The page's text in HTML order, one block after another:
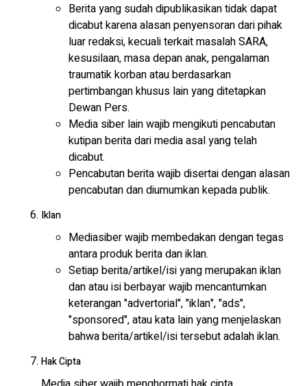
Berita yang sudah dipublikasikan tidak dapat
dicabut karena alasan penyensoran dari pihak
luar redaksi, kecuali terkait masalah SARA,
kesusilaan, masa depan anak, pengalaman
traumatik korban atau berdasarkan
pertimbangan khusus lain yang ditetapkan
Dewan Pers.
Media siber lain wajib mengikuti pencabutan
kutipan berita dari media asal yang telah
dicabut.
Pencabutan berita wajib disertai dengan alasan
pencabutan dan diumumkan kepada publik.
Iklan
Mediasiber wajib membedakan dengan tegas
antara produk berita dan iklan.
Setiap berita/artikel/isi yang merupakan iklan
dan atau isi berbayar wajib mencantumkan
keterangan "advertorial", "iklan", "ads",
"sponsored", atau kata lain yang menjelaskan
bahwa berita/artikel/isi tersebut adalah iklan.
Hak Cipta